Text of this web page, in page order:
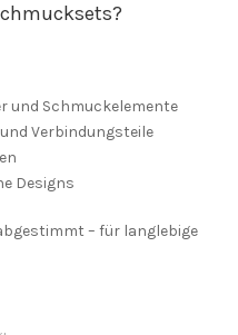
und Schmuckelemente
Verbindungsteile
Designs
– für langlebige